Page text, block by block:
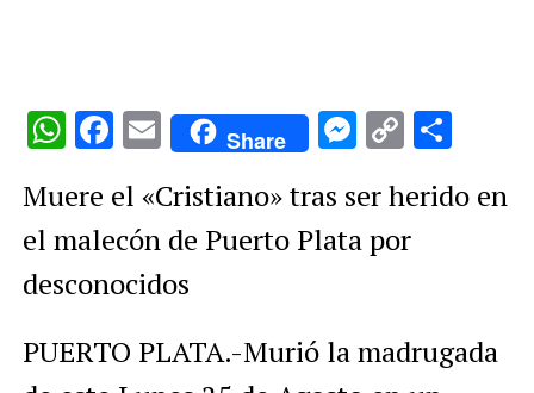
WhatsApp
Facebook
EmailShare
Copy
Muere el «Cristiano» tras ser herido en
el malecón de Puerto Plata por
desconocidos
PUERTO PLATA.-Murió la madrugada